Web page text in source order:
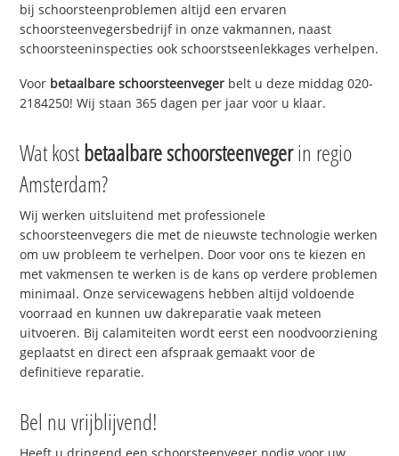
bij schoorsteenproblemen altijd een ervaren
schoorsteenvegersbedrijf in onze vakmannen, naast
schoorsteeninspecties ook schoorstseenlekkages verhelpen.
Voor betaalbare schoorsteenveger belt u deze middag 020-
2184250! Wij staan 365 dagen per jaar voor u klaar.
Wat kostbetaalbare schoorsteenvegerin regio
Amsterdam?
Wij werken uitsluitend met professionele
schoorsteenvegers die met de nieuwste technologie werken
om uw probleem te verhelpen. Door voor ons te kiezen en
met vakmensen te werken is de kans op verdere problemen
minimaal. Onze servicewagens hebben altijd voldoende
voorraad en kunnen uw dakreparatie vaak meteen
uitvoeren. Bij calamiteiten wordt eerst een noodvoorziening
geplaatst en direct een afspraak gemaakt voor de
definitieve reparatie.
Bel nu vrijblijvend!
Heeft u dringend een schoorsteenveger nodig voor uw